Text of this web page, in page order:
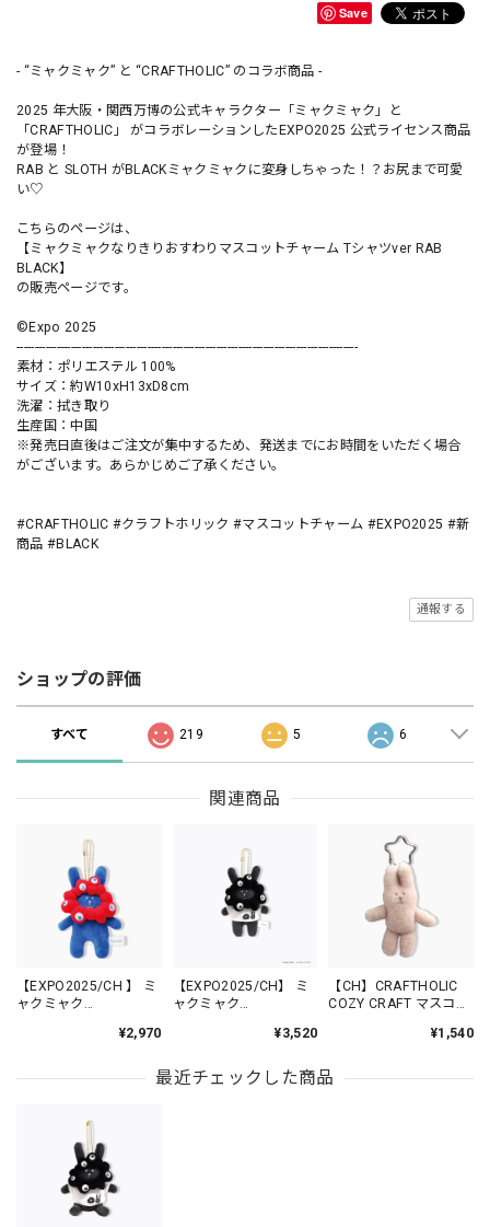
Save
- “ミャクミャク” と “CRAFTHOLIC” のコラボ商品 -
2025 年大阪・関西万博の公式キャラクター「ミャクミャク」と
「CRAFTHOLIC」 がコラボレーションしたEXPO2025 公式ライセンス商品
が登場！
RAB と SLOTH がBLACKミャクミャクに変身しちゃった！？お尻まで可愛
い♡
こちらのページは、
【ミャクミャクなりきりおすわりマスコットチャーム Tシャツver RAB
BLACK】
の販売ページです。
©Expo 2025
----------------------------------------------------------------------------------------------
素材：ポリエステル 100%
サイズ：約W10xH13xD8cm
洗濯：拭き取り
生産国：中国
※発売日直後はご注文が集中するため、発送までにお時間をいただく場合
がございます。あらかじめご了承ください。
#CRAFTHOLIC #クラフトホリック #マスコットチャーム #EXPO2025 #新
商品 #BLACK
通報する
ショップの評価
すべて 219 5 6
関連商品
【EXPO2025/CH 】 ミ
ャクミャク
ャクなりきりマスコッ
¥2,970
【EXPO2025/CH】 ミ
ャクミャク
ャクなりきりマスコッ
RAB BLACK / ACT030
¥3,520
【CH】CRAFTHOLIC
COZY CRAFT マスコッ
¥1,540
最近チェックした商品